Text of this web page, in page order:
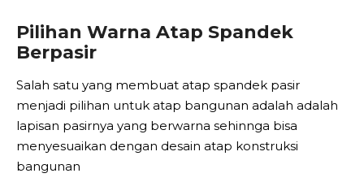
Pilihan Warna Atap Spandek
Berpasir
Salah satu yang membuat atap spandek pasir
menjadi pilihan untuk atap bangunan adalah adalah
lapisan pasirnya yang berwarna sehinnga bisa
menyesuaikan dengan desain atap konstruksi
bangunan